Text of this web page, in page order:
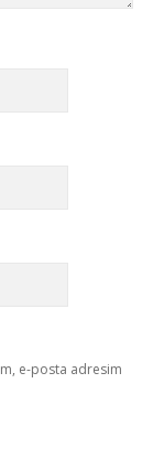
e-posta adresim